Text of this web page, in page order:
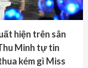
hiện trên sân
Minh tự tin
kém gì Miss